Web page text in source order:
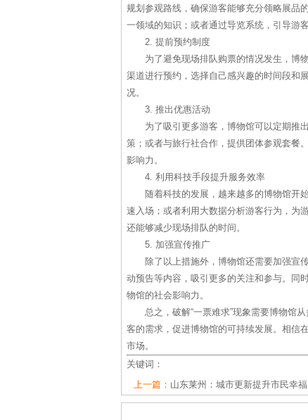
规划参观路线，确保游客能够充分领略展品
一领域的知识；或者通过导览系统，引导游
2. 提前预约制度
为了避免现场排队购票的情况发生，博
渠道进行预约，选择自己感兴趣的时间段和
况。
3. 推出优惠活动
为了吸引更多游客，博物馆可以定期推
策；或者与旅行社合作，提供团体参观套餐
影响力。
4. 利用科技手段提升服务效率
随着科技的发展，越来越多的博物馆开
速入场；或者利用大数据分析游客行为，为
还能够减少现场排队的时间。
5. 加强宣传推广
除了以上措施外，博物馆还需要加强宣
动预告等内容，吸引更多的关注和参与。同
物馆的社会影响力。
总之，破解“一票难求”现象需要博物馆
客的需求，促进博物馆的可持续发展。相信
市场。
关键词：
上一篇： 山东莱州：城市更新提升市民幸福